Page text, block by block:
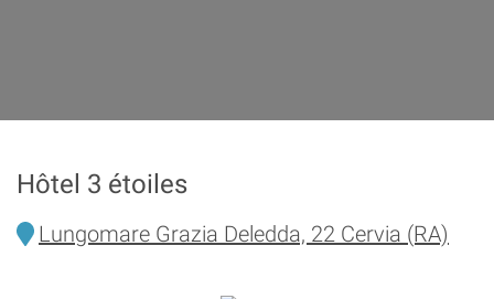
Hôtel 3 étoiles
Lungomare Grazia Deledda, 22 Cervia (RA)